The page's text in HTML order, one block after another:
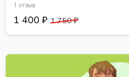
1 отзыв
1 400 ₽ 1 750 ₽